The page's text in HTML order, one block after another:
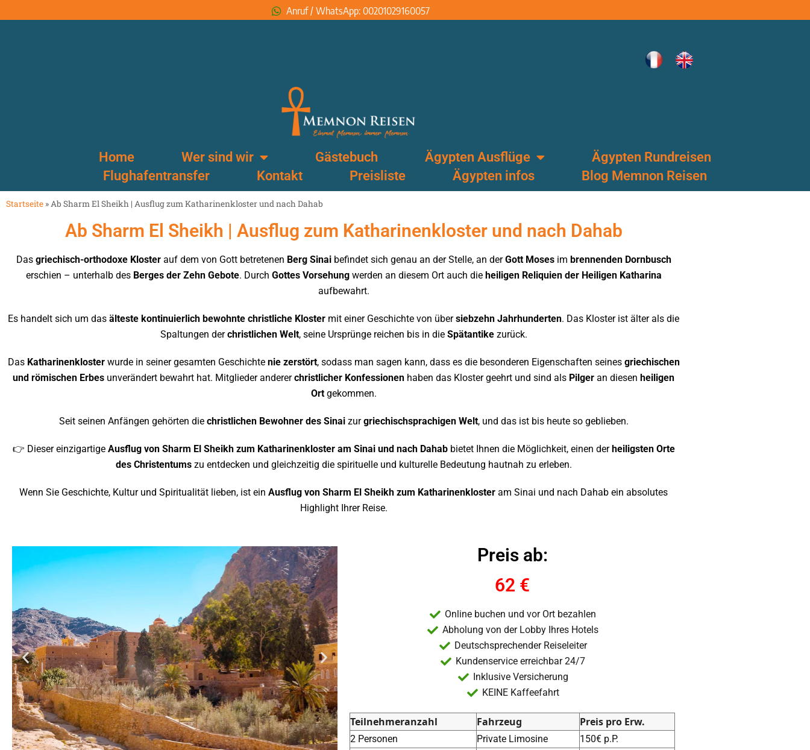
Anruf / WhatsApp: 00201029160057
Home Wer sind wir Gästebuch Ägypten Ausflüge
Ägypten Rundreisen
Flughafentransfer
Kontakt Preisliste Ägypten infos Blog Memnon Reisen
Startseite »Ab Sharm El Sheikh | Ausflug zum Katharinenkloster und nach Dahab
Ab Sharm El Sheikh | Ausflug zum Katharinenkloster und nach Dahab
Das griechisch-orthodoxe Klosterauf dem von Gott betretenen Berg Sinaibefindet sich genau an der Stelle, an derGott Mosesim brennenden Dornbusch
erschien – unterhalb des Berges der Zehn Gebote. Durch Gottes Vorsehungwerden an diesem Ort auch die heiligen Reliquien der Heiligen Katharina
aufbewahrt.
Es handelt sich um das älteste kontinuierlich bewohnte christliche Kloster mit einer Geschichte von übersiebzehn Jahrhunderten. Das Kloster ist älter als die
Spaltungen derchristlichen Welt, seine Ursprünge reichen bis in die Spätantikezurück.
Das Katharinenklosterwurde in seiner gesamten Geschichte nie zerstört, sodass man sagen kann, dass es die besonderen Eigenschaften seines griechischen
und römischen Erbes unverändert bewahrt hat. Mitglieder andererchristlicher Konfessionen haben das Kloster geehrt und sind als Pilger an diesen heiligen
Ortgekommen.
Seit seinen Anfängen gehörten die christlichen Bewohner des Sinaizurgriechischsprachigen Welt, und das ist bis heute so geblieben.
👉 Dieser einzigartige Ausflug von Sharm El Sheikh zum Katharinenkloster am Sinai und nach Dahabbietet Ihnen die Möglichkeit, einen der heiligsten Orte
des Christentumszu entdecken und gleichzeitig die spirituelle und kulturelle Bedeutung hautnah zu erleben.
Wenn Sie Geschichte, Kultur und Spiritualität lieben, ist ein Ausflug von Sharm El Sheikh zum Katharinenkloster am Sinai und nach Dahab ein absolutes
Highlight Ihrer Reise.
Preis ab:
62 €
Online buchen und vor Ort bezahlen
Abholung von der Lobby Ihres Hotels
Deutschsprechender Reiseleiter
Kundenservice erreichbar 24/7
Inklusive Versicherung
KEINE Kaffeefahrt
Teilnehmeranzahl Fahrzeug Preis pro Erw.
2 Personen Private Limosine
150€ p.P.